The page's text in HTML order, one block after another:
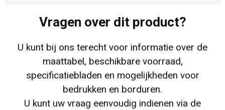
Vragen over dit product?
U kunt bij ons terecht voor informatie over de
maattabel, beschikbare voorraad,
specificatiebladen en mogelijkheden voor
bedrukken en borduren.
U kunt uw vraag eenvoudig indienen via de